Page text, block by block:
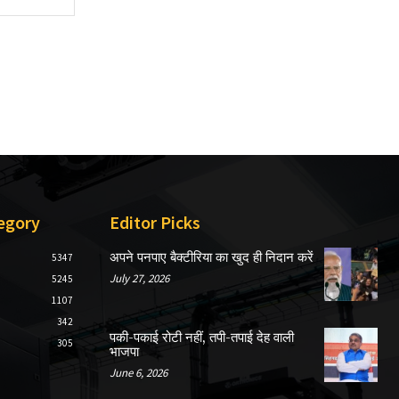
5347
5245
1107
342
305
Editor Picks
अपने पनपाए बैक्टीरिया का खुद ही निदान करें
July 27, 2026
पकी-पकाई रोटी नहीं, तपी-तपाई देह वाली
भाजपा
June 6, 2026